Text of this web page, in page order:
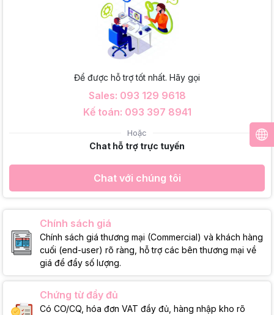
Để được hỗ trợ tốt nhất. Hãy gọi
Sales: 093 129 9618
Kế toán: 093 397 8941
Hoặc
Chat hỗ trợ trực tuyến
Chat với chúng tôi
Chính sách giá
Chính sách giá thương mại (Commercial) và khách hàng
cuối (end-user) rõ ràng, hỗ trợ các bên thương mại về
giá để đẩy số lượng.
Chứng từ đầy đủ
Có CO/CQ, hóa đơn VAT đầy đủ, hàng nhập kho rõ